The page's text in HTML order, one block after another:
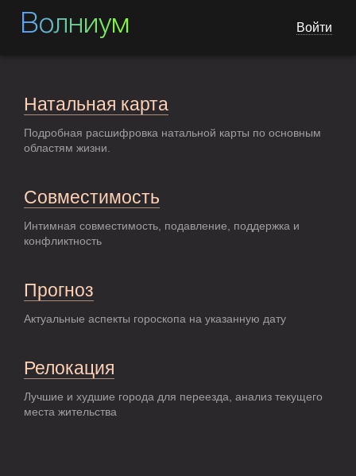
Волниум Войти
Натальная карта
Подробная расшифровка натальной карты по основным
областям жизни.
Совместимость
Интимная совместимость, подавление, поддержка и
конфликтность
Прогноз
Актуальные аспекты гороскопа на указанную дату
Релокация
Лучшие и худшие города для переезда, анализ текущего
места жительства